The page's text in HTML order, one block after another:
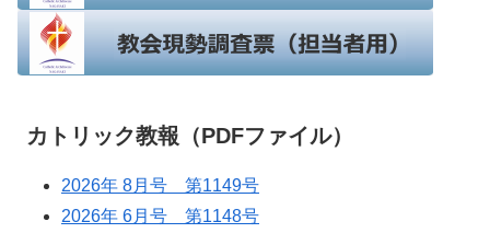
カトリック教報（PDFファイル）
2026年 8月号 第1149号
2026年 6月号 第1148号